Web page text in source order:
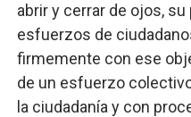
abrir y cerrar de ojos,
esfuerzos de
firmemente con ese
de un esfuerzo
la ciudadanía y con